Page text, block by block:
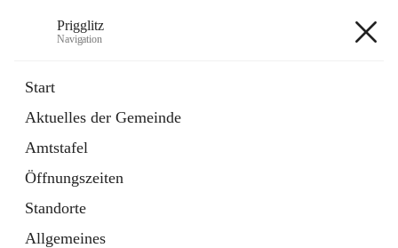
Prigglitz
Navigation
Start
Aktuelles der Gemeinde
Amtstafel
Öffnungszeiten
Standorte
Allgemeines
Externe Webseite
in
Tab
Gemeindezeitung
Ordner
öffnet
in
neuem
Tab